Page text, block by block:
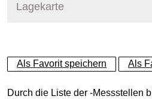
Lagekarte
+
−
Als Favorit speichern Als
Durch die Liste der -Messstellen